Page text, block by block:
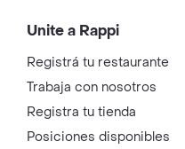
Unite a Rappi
Registrá tu restaurante
Trabaja con nosotros
Registra tu tienda
Posiciones disponibles